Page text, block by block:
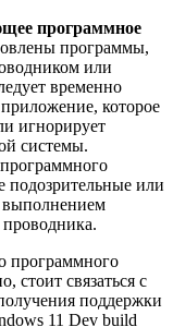
программное
программы,
или
временно
которое
игнорирует
системы.
подозрительные или
программного
стоит связаться с
поддержки
11 Dev build